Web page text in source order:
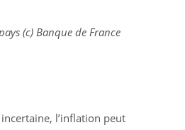
(c) Banque de France
l’inflation peut